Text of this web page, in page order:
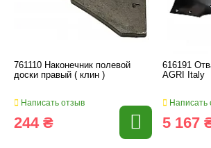
761110 Наконечник полевой
доски правый ( клин )
Написать отзыв
244 ₴
616191
AGRI Italy
Написать
5 167